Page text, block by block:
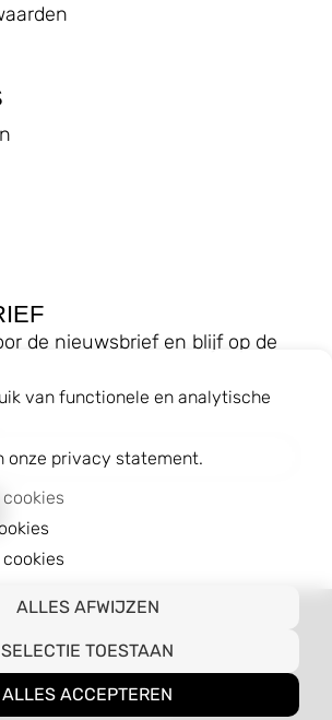
de nieuwsbrief en blijf op de
voorwaardenPrivacybeleid
van functionele en analytische
onze privacy statement.
ALLES AFWIJZEN
SELECTIE TOESTAAN
ALLES ACCEPTEREN